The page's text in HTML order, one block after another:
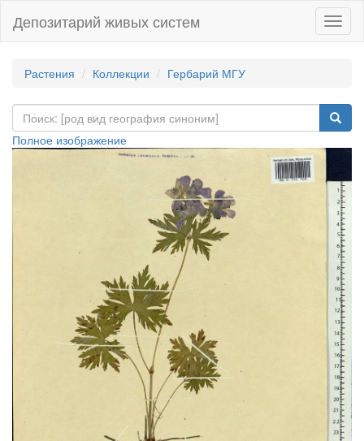
Депозитарий живых систем
Растения Коллекции Гербарий МГУ
Полное изображение